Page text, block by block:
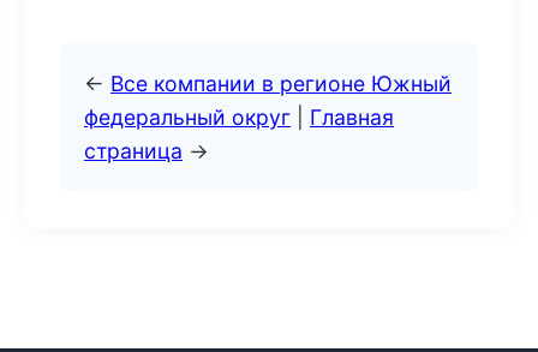
← Все компании в регионе Южный
федеральный округ
Главная
страница →